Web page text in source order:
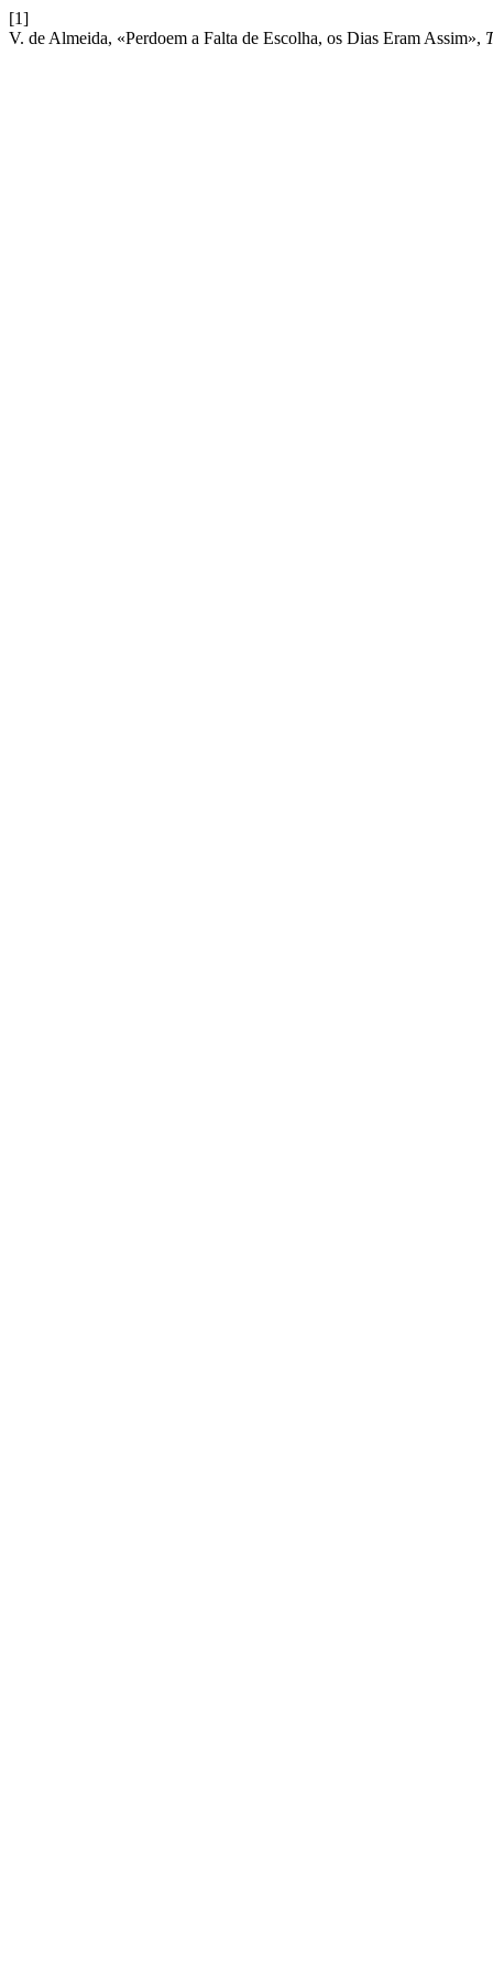
[1]
V. de Almeida, «Perdoem a Falta de Escolha, os Dias Eram Assim»,